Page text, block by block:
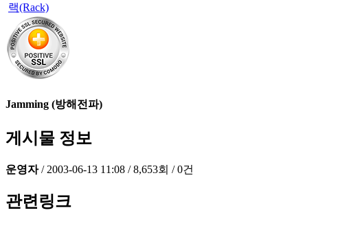
랙(Rack)
Jamming (방해전파)
게시물 정보
운영자 / 2003-06-13 11:08 / 8,653회 / 0건
관련링크